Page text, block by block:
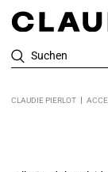
Suchen
CLAUDIE PIERLOT